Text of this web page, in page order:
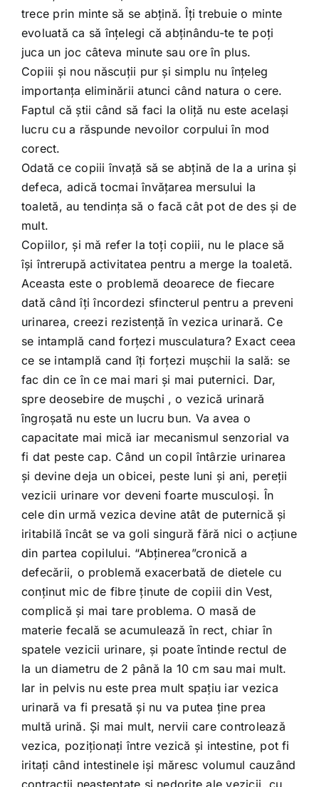
trece prin minte să se abţină. Îţi trebuie o minte
evoluată ca să înţelegi că abţinându-te te poţi
juca un joc câteva minute sau ore în plus.
Copiii şi nou născuţii pur şi simplu nu înţeleg
importanţa eliminării atunci când natura o cere.
Faptul că ştii când să faci la oliţă nu este acelaşi
lucru cu a răspunde nevoilor corpului în mod
corect.
Odată ce copiii învaţă să se abţină de la a urina şi
defeca, adică tocmai învăţarea mersului la
toaletă, au tendinţa să o facă cât pot de des şi de
mult.
Copiilor, şi mă refer la toţi copiii, nu le place să
îşi întrerupă activitatea pentru a merge la toaletă.
Aceasta este o problemă deoarece de fiecare
dată când îţi încordezi sfincterul pentru a preveni
urinarea, creezi rezistenţă în vezica urinară. Ce
se intamplă cand forţezi musculatura? Exact ceea
ce se intamplă cand îţi forţezi mușchii la sală: se
fac din ce în ce mai mari şi mai puternici. Dar,
spre deosebire de mușchi , o vezică urinară
îngroșată nu este un lucru bun. Va avea o
capacitate mai mică iar mecanismul senzorial va
fi dat peste cap. Când un copil întârzie urinarea
şi devine deja un obicei, peste luni şi ani, pereţii
vezicii urinare vor deveni foarte musculoşi. În
cele din urmă vezica devine atât de puternică şi
iritabilă încât se va goli singură fără nici o acţiune
din partea copilului. “Abţinerea”cronică a
defecării, o problemă exacerbată de dietele cu
conţinut mic de fibre ţinute de copiii din Vest,
complică şi mai tare problema. O masă de
materie fecală se acumulează în rect, chiar în
spatele vezicii urinare, şi poate întinde rectul de
la un diametru de 2 până la 10 cm sau mai mult.
Iar in pelvis nu este prea mult spaţiu iar vezica
urinară va fi presată şi nu va putea ţine prea
multă urină. Şi mai mult, nervii care controlează
vezica, poziţionaţi între vezică şi intestine, pot fi
iritaţi când intestinele işi măresc volumul cauzând
contracţii neaşteptate şi nedorite ale vezicii, cu